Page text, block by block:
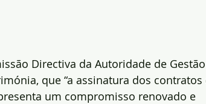
Directiva da Autoridade de
que “a assinatura dos contratos
um compromisso renovado e